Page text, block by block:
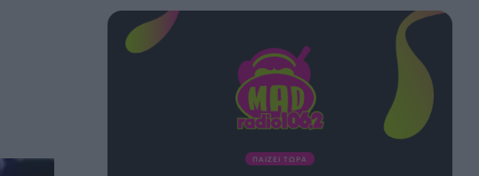
ΠΑΙΖΕΙ ΤΩΡΑ